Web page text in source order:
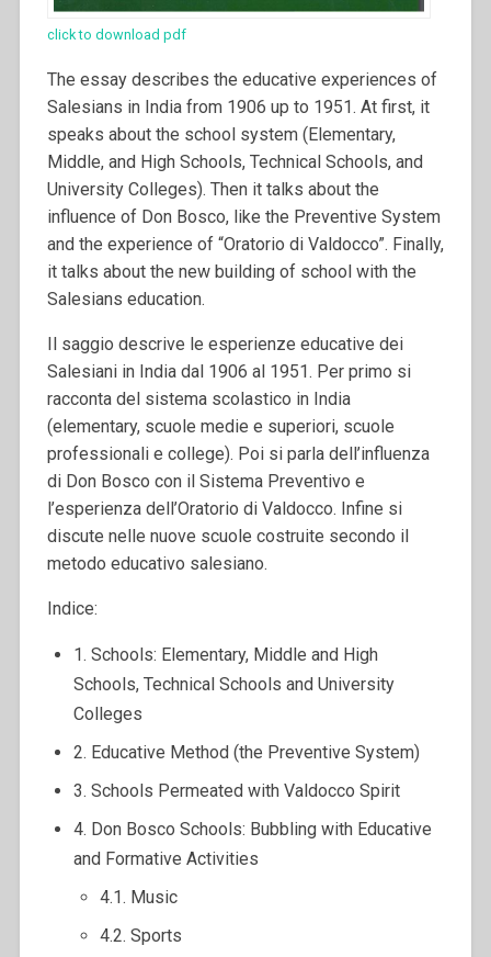
click to download pdf
The essay describes the educative experiences of
Salesians in India from 1906 up to 1951. At first, it
speaks about the school system (Elementary,
Middle, and High Schools, Technical Schools, and
University Colleges). Then it talks about the
influence of Don Bosco, like the Preventive System
and the experience of “Oratorio di Valdocco”. Finally,
it talks about the new building of school with the
Salesians education.
Il saggio descrive le esperienze educative dei
Salesiani in India dal 1906 al 1951. Per primo si
racconta del sistema scolastico in India
(elementary, scuole medie e superiori, scuole
professionali e college). Poi si parla dell’influenza
di Don Bosco con il Sistema Preventivo e
l’esperienza dell’Oratorio di Valdocco. Infine si
discute nelle nuove scuole costruite secondo il
metodo educativo salesiano.
Indice:
1. Schools: Elementary, Middle and High
Schools, Technical Schools and University
Colleges
2. Educative Method (the Preventive System)
3. Schools Permeated with Valdocco Spirit
4. Don Bosco Schools: Bubbling with Educative
and Formative Activities
4.1. Music
4.2. Sports